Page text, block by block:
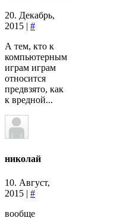
20. Декабрь,
2015 | #
А тем, кто к
компьютерным
играм играм
относится
предвзято, как
к вредной...
николай
10. Август,
2015 | #
вообще